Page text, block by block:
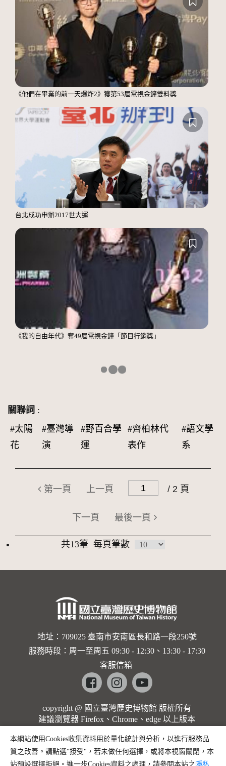
《他們在畢業的前一天爆炸2》獲第53屆電視金鐘雙料獎
台北成功申辦2017世大運
《我的自由年代》奪49屆電視金鐘「節目行銷獎」
關聯詞 :
#太陽
花
#臺灣導
演
#野百合學
運
#齊柏林代
表作
#語文學
系
第一頁 上一頁 / 2 頁
下一頁 最後一頁
共13筆 每頁筆數
地址：709025 臺南市安南區長和路一段250號
服務時段：周一至周五 09:30 - 12:30、13:30 - 17:30
客服信箱
Facebookinstagramyoutube
copyright @ 國立臺灣歷史博物館 版權所有
建議瀏覽器 Firefox、Chrome、edge 以上版本
本網站使用Cookies收集資料用於量化統計與分析，以進行服務品
質之改善。請點選"接受"，若未做任何選擇，或將本視窗關閉，本
站預設選擇拒絕。進一步Cookies資料之處理，請參閱本站之 隱私